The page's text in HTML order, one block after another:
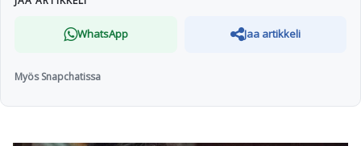
WhatsApp Jaa artikkeli
Myös Snapchatissa